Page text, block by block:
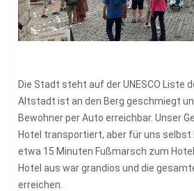
Die Stadt steht auf der UNESCO Liste
Altstadt ist an den Berg geschmiegt
Bewohner per Auto erreichbar. Unser
Hotel transportiert, aber für uns
etwa 15 Minuten Fußmarsch zum
Hotel aus war grandios und die
erreichen.